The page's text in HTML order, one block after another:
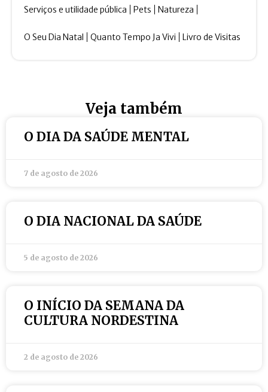
Serviços e utilidade pública Pets Natureza
O Seu Dia Natal Quanto Tempo Ja Vivi Livro de Visitas
Veja também
O DIA DA SAÚDE MENTAL
7 de agosto de 2026
O DIA NACIONAL DA SAÚDE
5 de agosto de 2026
O INÍCIO DA SEMANA DA
CULTURA NORDESTINA
2 de agosto de 2026